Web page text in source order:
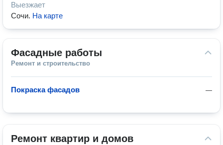
Выезжает
Сочи. На карте
Фасадные работы
Ремонт и строительство
—
Покраска фасадов
Ремонт квартир и домов